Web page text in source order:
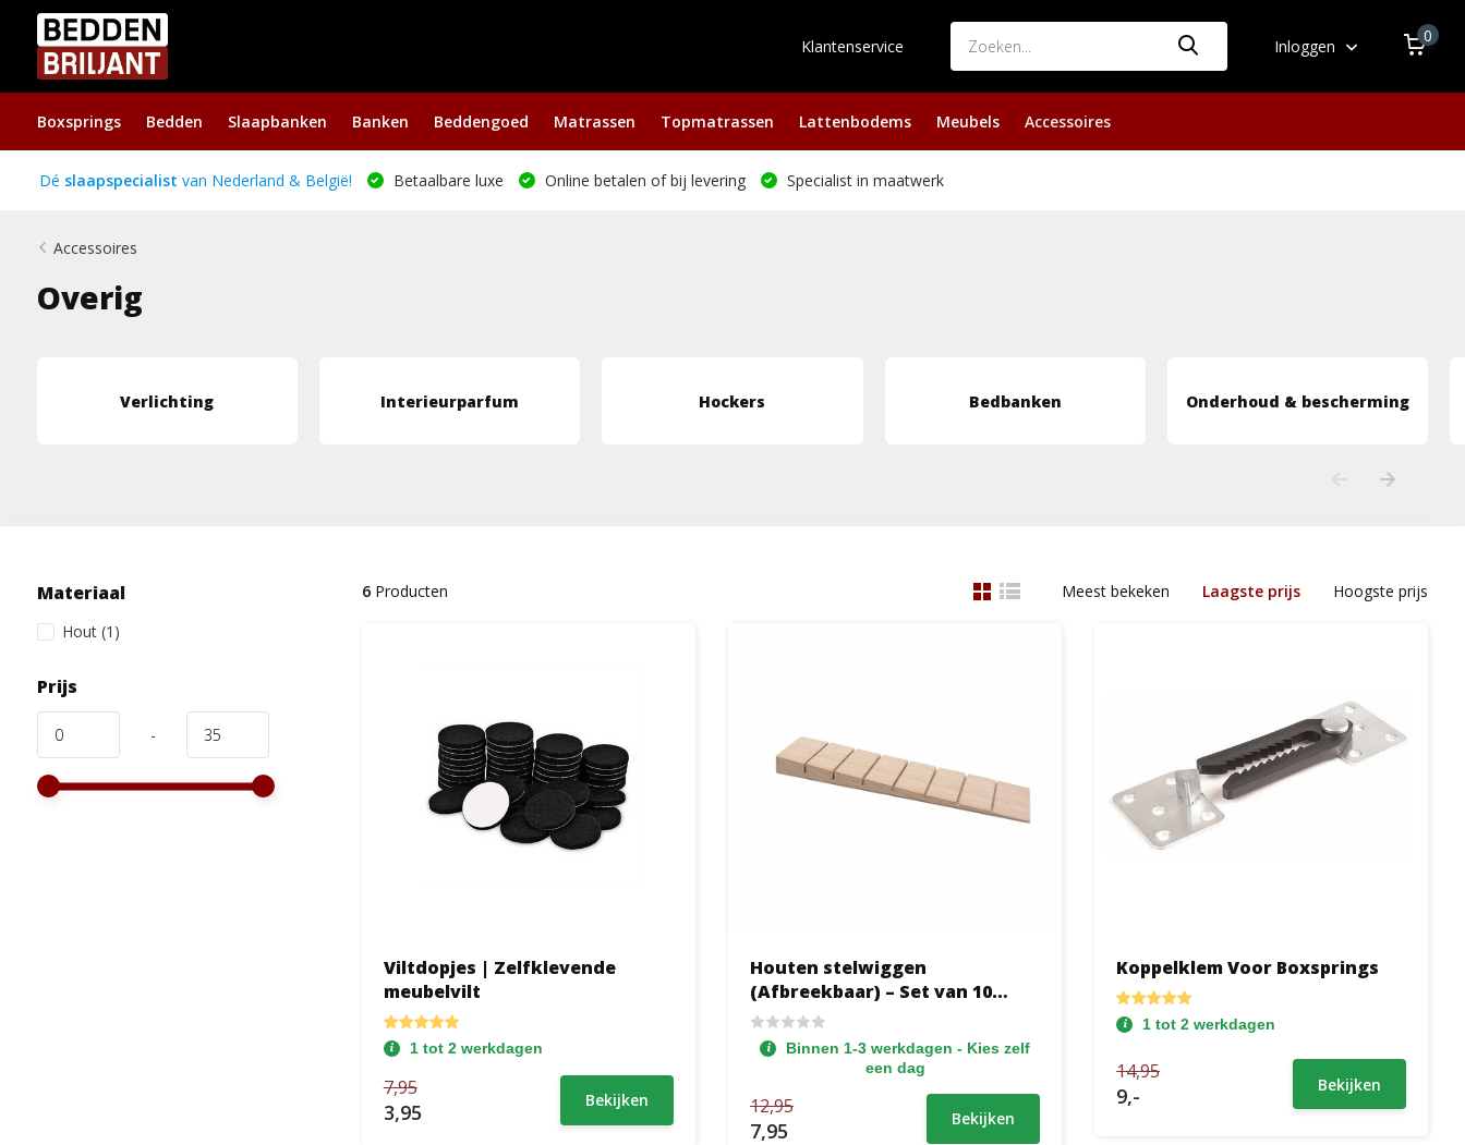
Klantenservice Inloggen
0
Boxsprings Bedden Slaapbanken Banken Beddengoed Matrassen Topmatrassen Lattenbodems Meubels Accessoires
Dé slaapspecialist van Nederland & België! Betaalbare luxe Online betalen of bij levering Specialist in maatwerk
Accessoires
Overig
Verlichting Interieurparfum Hockers Bedbanken Onderhoud & bescherming
Materiaal
Hout (1)
Prijs
-
6Producten Meest bekeken Laagste prijs Hoogste prijs
Viltdopjes | Zelfklevende
meubelvilt
1 tot 2 werkdagen
7,95
3,95 Bekijken
Houten stelwiggen
(Afbreekbaar) – Set van 10
stuks
Binnen 1-3 werkdagen - Kies zelf
een dag
12,95
7,95 Bekijken
Koppelklem Voor Boxsprings
1 tot 2 werkdagen
14,95
9,- Bekijken